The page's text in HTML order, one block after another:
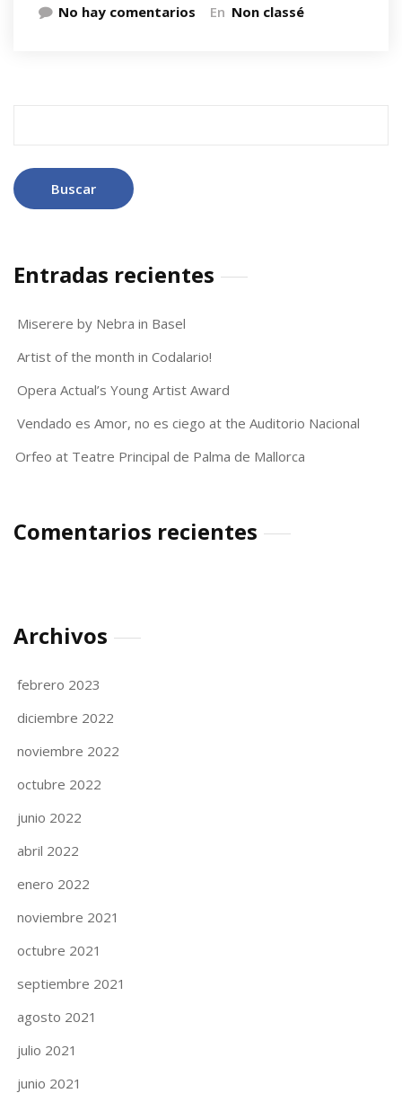
No hay comentarios En Non classé
Entradas recientes
Miserere by Nebra in Basel
Artist of the month in Codalario!
Opera Actual’s Young Artist Award
Vendado es Amor, no es ciego at the Auditorio Nacional
Orfeo at Teatre Principal de Palma de Mallorca
Comentarios recientes
Archivos
febrero 2023
diciembre 2022
noviembre 2022
octubre 2022
junio 2022
abril 2022
enero 2022
noviembre 2021
octubre 2021
septiembre 2021
agosto 2021
julio 2021
junio 2021